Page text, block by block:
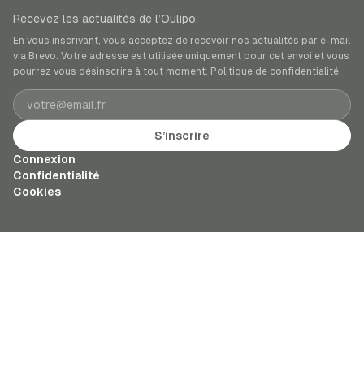
Recevez les actualités de l’Oulipo.
En vous inscrivant, vous acceptez de recevoir nos actualités par e-mail
via Brevo. Votre adresse est utilisée uniquement pour cet envoi et vous
pourrez vous désinscrire à tout moment. Politique de confidentialité.
Adresse e-mail
S’inscrire
Connexion
Confidentialité
Cookies